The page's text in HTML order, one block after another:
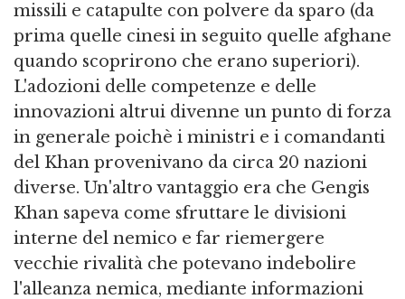
missili e catapulte con polvere da sparo (da
prima quelle cinesi in seguito quelle afghane
quando scoprirono che erano superiori).
L'adozioni delle competenze e delle
innovazioni altrui divenne un punto di forza
in generale poichè i ministri e i comandanti
del Khan provenivano da circa 20 nazioni
diverse. Un'altro vantaggio era che Gengis
Khan sapeva come sfruttare le divisioni
interne del nemico e far riemergere
vecchie rivalità che potevano indebolire
l'alleanza nemica, mediante informazioni